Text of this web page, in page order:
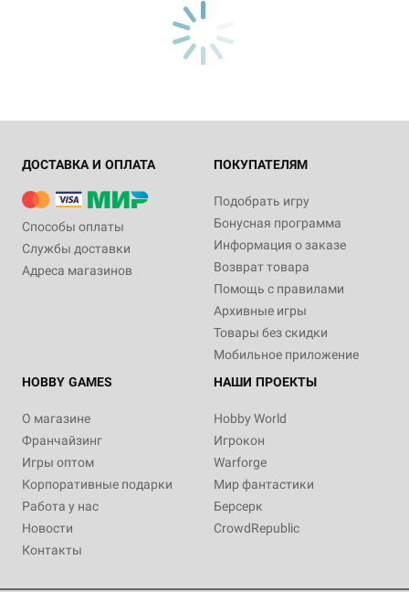
ДОСТАВКА И ОПЛАТА
Способы оплаты
Службы доставки
Адреса магазинов
ПОКУПАТЕЛЯМ
Подобрать игру
Бонусная программа
Информация о заказе
Возврат товара
Помощь с правилами
Архивные игры
Товары без скидки
Мобильное приложение
HOBBY GAMES
О магазине
Франчайзинг
Игры оптом
Корпоративные подарки
Работа у нас
Новости
Контакты
НАШИ ПРОЕКТЫ
Hobby World
Игрокон
Warforge
Мир фантастики
Берсерк
CrowdRepublic